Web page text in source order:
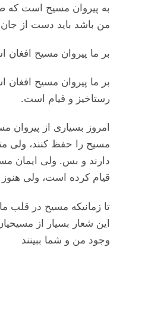
به پیروان مسیح است که
من باشد باید دست از جان
بر ما پیروان مسیح افغان
بر ما پیروان مسیح
رستاخیز و قیام است.
امروز بسیاری از
مسیح را حفظ کنند، ولی
دارند و بس. ولی ایمان
قیام کرده است، ولی
تا زمانیکه مسیح در قلب
این شعار بسیار از
وجود من و شما ببینند